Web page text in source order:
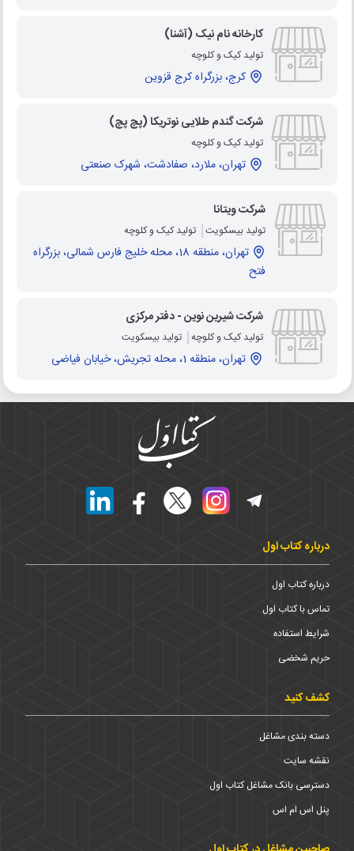
کارخانه نام نیک (آشنا)
تولید کیک و کلوچه
کرج، بزرگراه کرج قزوین
شرکت گندم طلایی نوتریکا (پچ پچ)
تولید کیک و کلوچه
تهران، ملارد، صفادشت، شهرک صنعتی
شرکت ویتانا
تولید بیسکویت تولید کیک و کلوچه
تهران، منطقه 18، محله خلیج فارس شمالی، بزرگراه
فتح
شرکت شیرین نوین - دفتر مرکزی
تولید کیک و کلوچه تولید بیسکویت
تهران، منطقه 1، محله تجریش، خیابان فیاضی
درباره کتاب اول
درباره کتاب اول
تماس با کتاب اول
شرایط استفاده
حریم شخضی
کشف کنید
دسته بندی مشاغل
نقشه سایت
دسترسی بانک مشاغل کتاب اول
پنل اس ام اس